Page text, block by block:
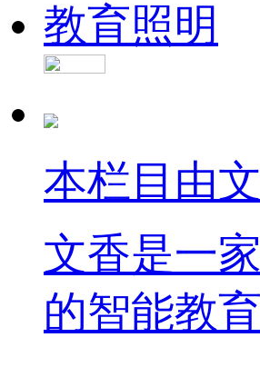
教育照明
本栏目由
文香是一
的智能教